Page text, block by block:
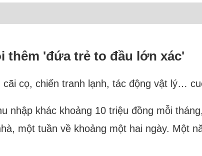
thêm 'đứa trẻ to đầu lớn xác'
cọ, chiến tranh lạnh, tác động vật lý…
nhập khác khoảng 10 triệu đồng mỗi
một tuần về khoảng một hai ngày. Một